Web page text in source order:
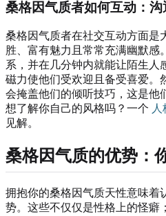
桑格因气质者如何互动：
桑格因气质者在社交互动方面是
胜、富有魅力且常常充满幽默感
系，并在几分钟内就能让陌生人
磁力使他们受欢迎且备受喜爱。
会掩盖他们的倾听技巧，这是他
想了解你自己的风格吗？一个
见解。
桑格因气质的优势：
拥抱你的桑格因气质天性意味着
势。这些不仅仅是性格上的怪癖